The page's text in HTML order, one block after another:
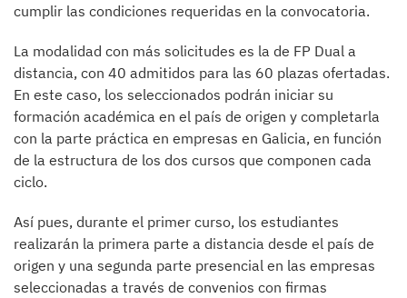
cumplir las condiciones requeridas en la convocatoria.
La modalidad con más solicitudes es la de FP Dual a
distancia, con 40 admitidos para las 60 plazas ofertadas.
En este caso, los seleccionados podrán iniciar su
formación académica en el país de origen y completarla
con la parte práctica en empresas en Galicia, en función
de la estructura de los dos cursos que componen cada
ciclo.
Así pues, durante el primer curso, los estudiantes
realizarán la primera parte a distancia desde el país de
origen y una segunda parte presencial en las empresas
seleccionadas a través de convenios con firmas